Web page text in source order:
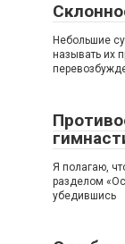
Небольшие
называть их
Я полагаю,
разделом
убедившись